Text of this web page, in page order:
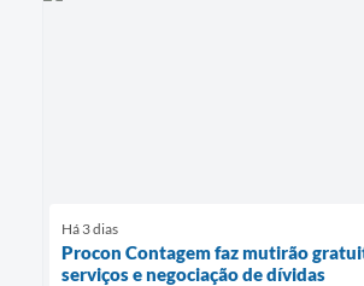
Há 3 dias
Procon Contagem faz mutirão
serviços e negociação de dívidas